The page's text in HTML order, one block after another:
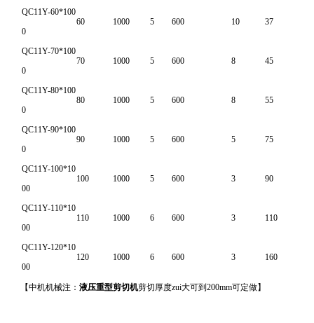
QC11Y-60*100
0
60 1000 5 600 10 37
QC11Y-70*100
0
70 1000 5 600 8 45
QC11Y-80*100
0
80 1000 5 600 8 55
QC11Y-90*100
0
90 1000 5 600 5 75
QC11Y-100*10
00
100 1000 5 600 3 90
QC11Y-110*10
00
110 1000 6 600 3 110
QC11Y-120*10
00
120 1000 6 600 3 160
【中机机械注：液压重型剪切机剪切厚度zui大可到200mm可定做】